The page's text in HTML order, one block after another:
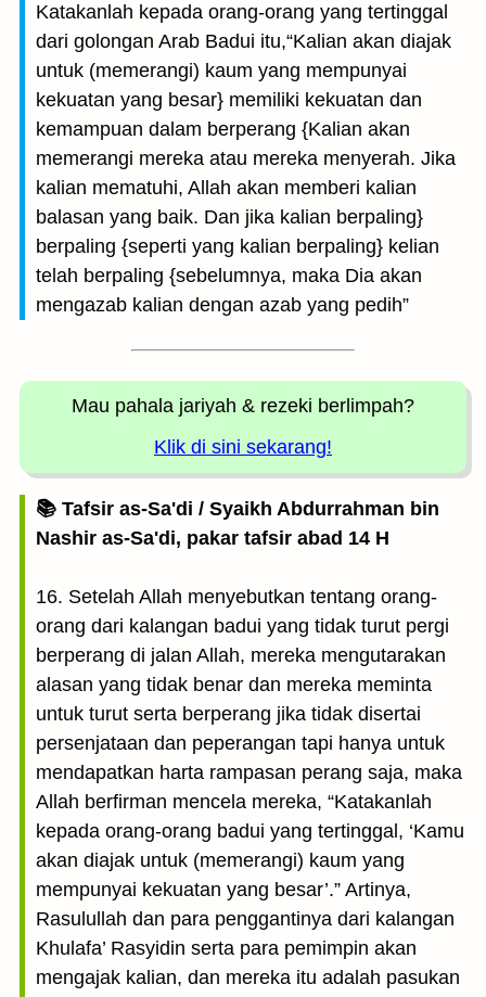
Katakanlah kepada orang-orang yang tertinggal
dari golongan Arab Badui itu,“Kalian akan diajak
untuk (memerangi) kaum yang mempunyai
kekuatan yang besar} memiliki kekuatan dan
kemampuan dalam berperang {Kalian akan
memerangi mereka atau mereka menyerah. Jika
kalian mematuhi, Allah akan memberi kalian
balasan yang baik. Dan jika kalian berpaling}
berpaling {seperti yang kalian berpaling} kelian
telah berpaling {sebelumnya, maka Dia akan
mengazab kalian dengan azab yang pedih”
Mau pahala jariyah & rezeki berlimpah?
Klik di sini sekarang!
📚 Tafsir as-Sa'di / Syaikh Abdurrahman bin
Nashir as-Sa'di, pakar tafsir abad 14 H
16. Setelah Allah menyebutkan tentang orang-
orang dari kalangan badui yang tidak turut pergi
berperang di jalan Allah, mereka mengutarakan
alasan yang tidak benar dan mereka meminta
untuk turut serta berperang jika tidak disertai
persenjataan dan peperangan tapi hanya untuk
mendapatkan harta rampasan perang saja, maka
Allah berfirman mencela mereka, “Katakanlah
kepada orang-orang badui yang tertinggal, ‘Kamu
akan diajak untuk (memerangi) kaum yang
mempunyai kekuatan yang besar’.” Artinya,
Rasulullah dan para penggantinya dari kalangan
Khulafa’ Rasyidin serta para pemimpin akan
mengajak kalian, dan mereka itu adalah pasukan